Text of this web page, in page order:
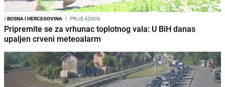
/BOSNA I HERCEGOVINA I PRIJE 42MIN
Pripremite se za vrhunac toplotnog vala: U BiH danas
upaljen crveni meteoalarm